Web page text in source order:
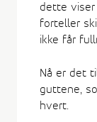
dette
forteller
ikke får
Nå er det
guttene,
hvert.